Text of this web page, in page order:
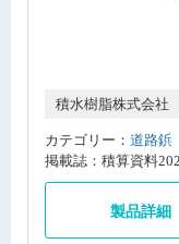
積水樹脂株式会社
カテゴリー： 道路鋲
掲載誌：積算資料
製品詳細